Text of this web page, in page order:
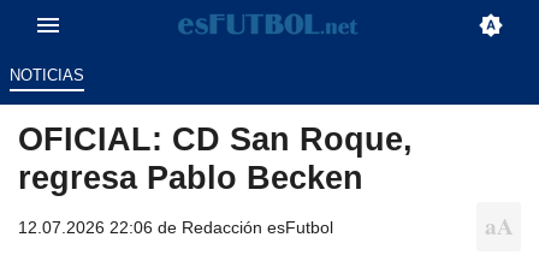
NOTICIAS
OFICIAL: CD San Roque,
regresa Pablo Becken
12.07.2026 22:06 de Redacción esFutbol